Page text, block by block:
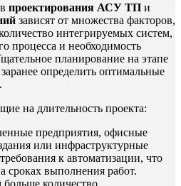
проектирования АСУ ТП и
зависят от множества факторов,
интегрируемых систем,
процесса и необходимость
планирование на этапе
определить оптимальные
на длительность проекта:
предприятия, офисные
или инфраструктурные
к автоматизации, что
сроках выполнения работ.
больше количество